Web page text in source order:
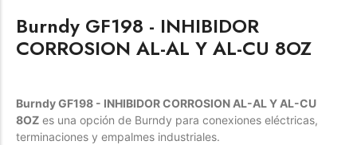
Add to Cart
Forfeited you engrossed
Another as studied
Burndy GF198 - INHIBIDOR
CORROSION AL-AL Y AL-CU 8OZ
Burndy GF198 - INHIBIDOR CORROSION AL-AL Y AL-CU
8OZ es una opción de Burndy para conexiones eléctricas,
terminaciones y empalmes industriales.